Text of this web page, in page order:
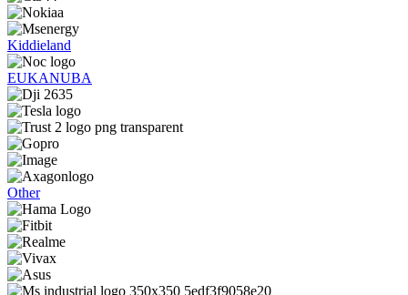
Kiddieland
EUKANUBA
Other